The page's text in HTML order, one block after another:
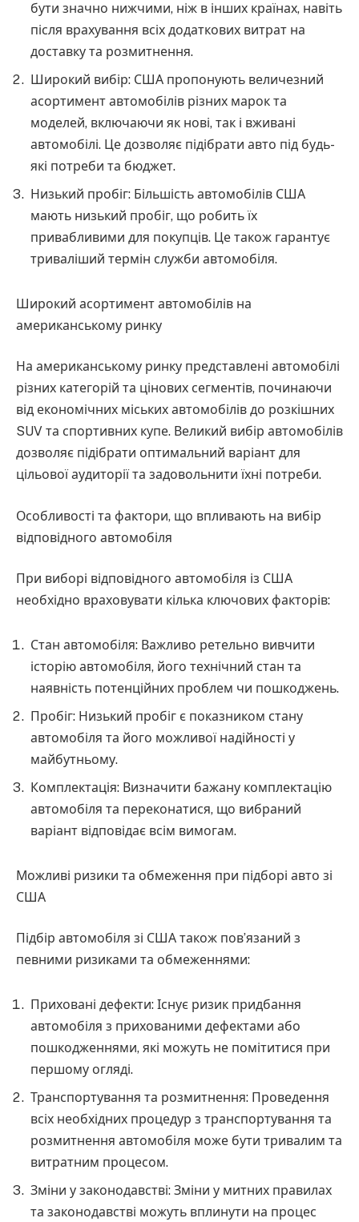
бути значно нижчими, ніж в інших країнах, навіть
після врахування всіх додаткових витрат на
доставку та розмитнення.
Широкий вибір: США пропонують величезний
асортимент автомобілів різних марок та
моделей, включаючи як нові, так і вживані
автомобілі. Це дозволяє підібрати авто під будь-
які потреби та бюджет.
Низький пробіг: Більшість автомобілів США
мають низький пробіг, що робить їх
привабливими для покупців. Це також гарантує
триваліший термін служби автомобіля.
Широкий асортимент автомобілів на
американському ринку
На американському ринку представлені автомобілі
різних категорій та цінових сегментів, починаючи
від економічних міських автомобілів до розкішних
SUV та спортивних купе. Великий вибір автомобілів
дозволяє підібрати оптимальний варіант для
цільової аудиторії та задовольнити їхні потреби.
Особливості та фактори, що впливають на вибір
відповідного автомобіля
При виборі відповідного автомобіля із США
необхідно враховувати кілька ключових факторів:
Стан автомобіля: Важливо ретельно вивчити
історію автомобіля, його технічний стан та
наявність потенційних проблем чи пошкоджень.
Пробіг: Низький пробіг є показником стану
автомобіля та його можливої надійності у
майбутньому.
Комплектація: Визначити бажану комплектацію
автомобіля та переконатися, що вибраний
варіант відповідає всім вимогам.
Можливі ризики та обмеження при підборі авто зі
США
Підбір автомобіля зі США також пов’язаний з
певними ризиками та обмеженнями:
Приховані дефекти: Існує ризик придбання
автомобіля з прихованими дефектами або
пошкодженнями, які можуть не помітитися при
першому огляді.
Транспортування та розмитнення: Проведення
всіх необхідних процедур з транспортування та
розмитнення автомобіля може бути тривалим та
витратним процесом.
Зміни у законодавстві: Зміни у митних правилах
та законодавстві можуть вплинути на процес